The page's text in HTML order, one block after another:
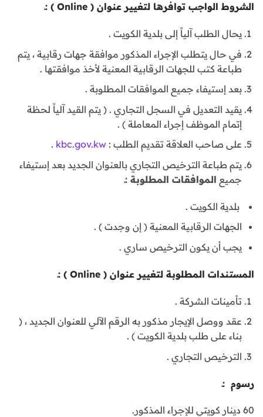
الشروط الواجب توافرها لتغيير عنوان ( Online ) :ـ
يحال الطلب آلياً إلى بلدية الكويت .
في حال يتطلب الإجراء المذكور موافقة جهات رقابية ، يتم
طباعة كتب للجهات الرقابية المعنية لأخذ موافقتها .
بعد إستيفاء جميع الموافقات المطلوبة .
يقيد التعديل في السجل التجاري . ( يتم القيد آلياً لحظة
إتمام الموظف إجراء المعاملة ) .
على صاحب العلاقة تقديم الطلب : kbc.gov.kw
.
يتم طباعة الترخيص التجاري بالعنوان الجديد بعد إستيفاء
جميع الموافقات المطلوبة :ـ
بلدية الكويت .
الجهات الرقابية المعنية ( إن وجدت ) .
يجب أن يكون الترخيص ساري .
المستندات المطلوبة لتغيير عنوان ( Online ) :ـ
تأمينات الشركة .
عقد ووصل الإيجار مذكور به الرقم الآلي للعنوان الجديد ، (
بناء على طلب بلدية الكويت ) .
الترخيص التجاري .
رسوم :ـ
60 دينار كويتي للإجراء المذكور.